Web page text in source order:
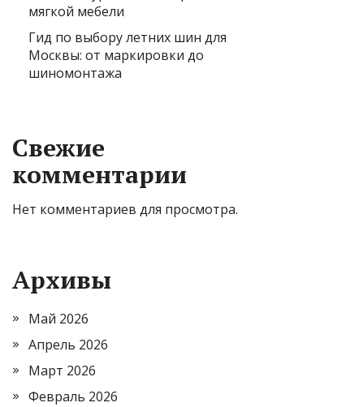
мягкой мебели
Гид по выбору летних шин для
Москвы: от маркировки до
шиномонтажа
Свежие
комментарии
Нет комментариев для просмотра.
Архивы
Май 2026
Апрель 2026
Март 2026
Февраль 2026